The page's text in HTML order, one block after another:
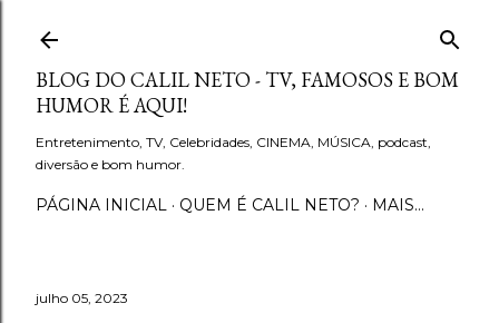
Pular para o conteúdo principal
BLOG DO CALIL NETO - TV, FAMOSOS E BOM
HUMOR É AQUI!
Entretenimento, TV, Celebridades, CINEMA, MÚSICA, podcast,
diversão e bom humor.
PÁGINA INICIAL QUEM É CALIL NETO? MAIS…
julho 05, 2023